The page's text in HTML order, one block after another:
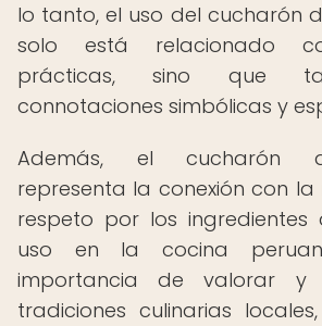
lo tanto, el uso del cucharón
solo está relacionado
prácticas, sino que
connotaciones simbólicas y
Además, el cucharón
representa la conexión con
respeto por los ingredientes
uso en la cocina
importancia de valorar y
tradiciones culinarias